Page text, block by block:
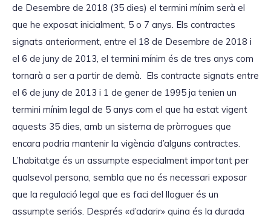
de Desembre de 2018 (35 dies) el termini mínim serà el
que he exposat inicialment, 5 o 7 anys. Els contractes
signats anteriorment, entre el 18 de Desembre de 2018 i
el 6 de juny de 2013, el termini mínim és de tres anys com
tornarà a ser a partir de demà. Els contracte signats entre
el 6 de juny de 2013 i 1 de gener de 1995 ja tenien un
termini mínim legal de 5 anys com el que ha estat vigent
aquests 35 dies, amb un sistema de pròrrogues que
encara podria mantenir la vigència d’alguns contractes.
L’habitatge és un assumpte especialment important per
qualsevol persona, sembla que no és necessari exposar
que la regulació legal que es faci del lloguer és un
assumpte seriós. Després «d’aclarir» quina és la durada